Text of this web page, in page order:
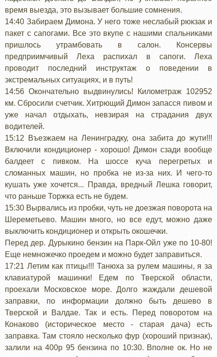
время выезда, это вызывает большие сомнения.
14:40 Забираем Димона. У него тоже неслабый рюкзак и
пакет с сапогами. Все это вкупе с нашими спальниками
пришлось утрамбовать в салон. Консервы
предприимчивый Леха распихал в сапоги. Леха
проводит последний инструктаж о поведении в
экстремальных ситуациях, и в путь!
14:56 Окончательно выдвинулись! Километраж 102952
км. Сбросили счетчик. Хитрющий Димон запасся пивом и
уже начал отдыхать, невзирая на страдания двух
водителей.
15:12 Въезжаем на Ленинградку, она забита до жути!!!
Включили кондиционер - хорошо! Димон сзади вообще
балдеет с пивком. На шоссе куча перегретых и
сломанных машин, но пробка не из-за них. И чего-то
кушать уже хочется... Правда, вредный Лешка говорит,
что раньше Торжка есть не будем.
15:30 Вырвались из пробки, чуть не доезжая поворота на
Шереметьево. Машин много, но все едут, можно даже
выключить кондиционер и открыть окошечки.
Перед дер. Дурыкино бензин на Парк-Ойл уже по 10-80!
Еще немножечко проедем и можно будет заправиться.
17:21 Летим как птицы!!! Танюха за рулем машины, я за
клавиатурой машинки! Едем по Тверской области,
проехали Московское море. Долго жаждали дешевой
заправки, по информации должно быть дешево в
Тверской и Валдае. Так и есть. Перед поворотом на
Конаково (историческое место - старая дача) есть
заправка. Там стояло несколько фур (хороший признак),
залили на 400р 95 бензина по 10:30. Вполне ок. Но не